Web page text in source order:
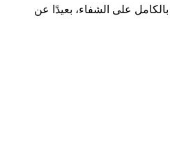
على الشفاء، بعيدًا عن